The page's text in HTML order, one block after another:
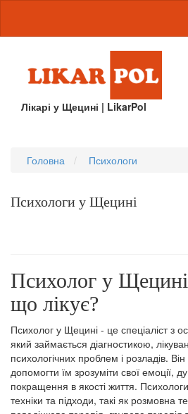
Лікарі у Щецині | LikarPol
Головна Психологи
Психологи у Щецині
Психолог у
що лікує?
Психолог у Щецині - це спеціаліст з
який займається діагностикою,
психологічних проблем і розладів.
допомогти їм зрозуміти свої емоції,
покращення в якості життя.
техніки та підходи, такі як розмовна